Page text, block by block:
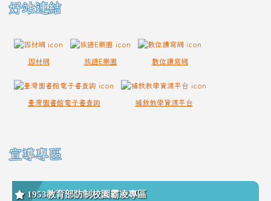
好站連結
因材網 族語E樂園 數位讀寫網
臺灣圖書館電子書查詢 補救教學資源平台
宣導專區
1953教育部防制校園霸凌專區